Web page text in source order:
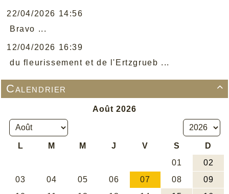
22/04/2026 14:56
Bravo ...
12/04/2026 16:39
du fleurissement et de l'Ertzgrueb ...

Calendrier